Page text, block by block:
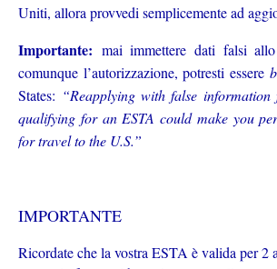
Uniti, allora provvedi semplicemente ad
Importante: mai immettere dati falsi
comunque l’autorizzazione, potresti essere
States: “Reapplying with false
qualifying for an ESTA could make you
for travel to the U.S.”
IMPORTANTE
Ricordate che la vostra ESTA è valida per 2